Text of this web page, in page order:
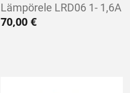
Lämpörele LRD06 1- 1,6A
70,00€